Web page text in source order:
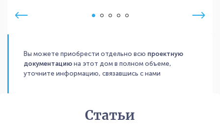
Вы можете приобрести отдельно всю проектную
документацию на этот дом в полном объеме,
уточните информацию, связавшись с нами
Статьи